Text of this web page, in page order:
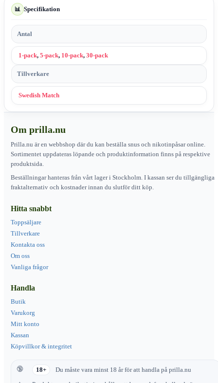
📊 Specifikation
Antal
1-pack, 5-pack, 10-pack, 30-pack
Tillverkare
Swedish Match
Om prilla.nu
Prilla.nu är en webbshop där du kan beställa snus och nikotinpåsar online.
Sortimentet uppdateras löpande och produktinformation finns på respektive
produktsida.
Beställningar hanteras från vårt lager i Stockholm. I kassan ser du tillgängliga
fraktalternativ och kostnader innan du slutför ditt köp.
Hitta snabbt
Toppsäljare
Tillverkare
Kontakta oss
Om oss
Vanliga frågor
Handla
Butik
Varukorg
Mitt konto
Kassan
Köpvillkor & integritet
18+ Du måste vara minst 18 år för att handla på prilla.nu